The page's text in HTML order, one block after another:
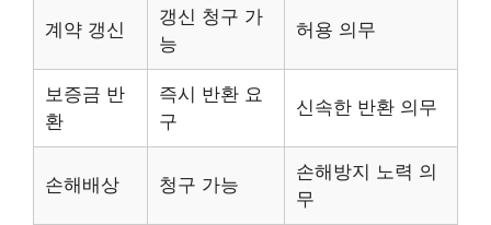
계약 갱신
갱신 청구 가
능
허용 의무
보증금 반
환
즉시 반환 요
구
신속한 반환 의무
손해배상 청구 가능
손해방지 노력 의
무